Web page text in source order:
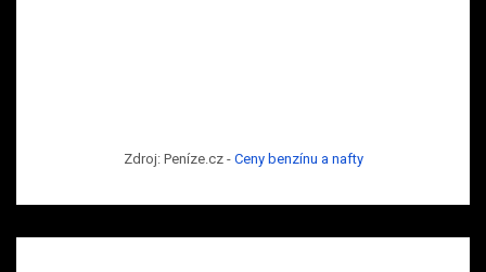
Zdroj: Peníze.cz - Ceny benzínu a nafty